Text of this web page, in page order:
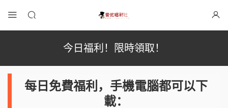
今日福利！限時領取！
每日免費福利，手機電腦都可以下
載：